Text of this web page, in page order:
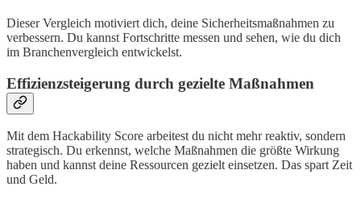
Dieser Vergleich motiviert dich, deine Sicherheitsmaßnahmen zu
verbessern. Du kannst Fortschritte messen und sehen, wie du dich
im Branchenvergleich entwickelst.
Effizienzsteigerung durch gezielte Maßnahmen
Mit dem Hackability Score arbeitest du nicht mehr reaktiv, sondern
strategisch. Du erkennst, welche Maßnahmen die größte Wirkung
haben und kannst deine Ressourcen gezielt einsetzen. Das spart Zeit
und Geld.